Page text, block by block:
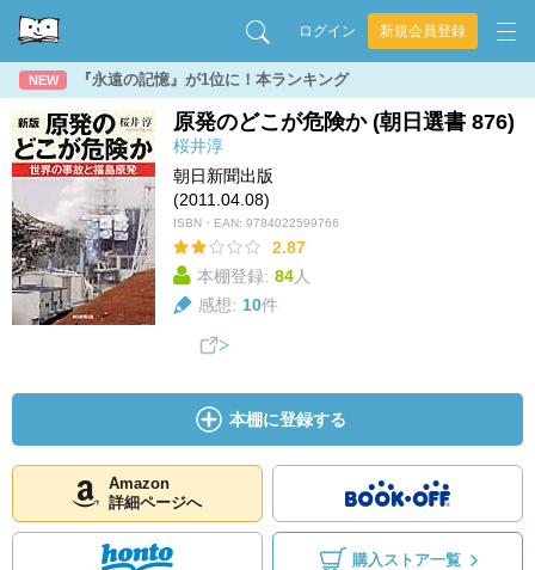
ログイン 新規会員登録
NEW 『永遠の記憶』が1位に！本ランキング
原発のどこが危険か (朝日選書 876)
桜井淳
朝日新聞出版
(2011.04.08)
ISBN・EAN: 9784022599766
2.87
本棚登録: 84人
感想: 10件
本棚に登録する
Amazon
詳細ページへ
購入ストア一覧